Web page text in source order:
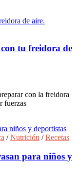
tu freidora de
con la freidora
fuerzas
/Nutrición /Recetas
para niños y